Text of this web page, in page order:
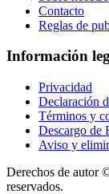
Contacto
Reglas de
Información
Privacidad
Declaración
Términos y
Descargo de
Aviso y
Derechos de autor
reservados.